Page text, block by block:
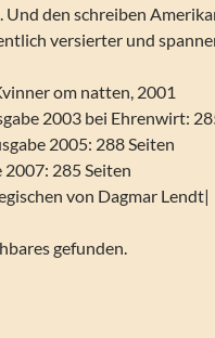
Und den schreiben
versierter und
om natten, 2001
2003 bei Ehrenwirt:
2005: 288 Seiten
2007: 285 Seiten
von Dagmar Lendt|
gefunden.